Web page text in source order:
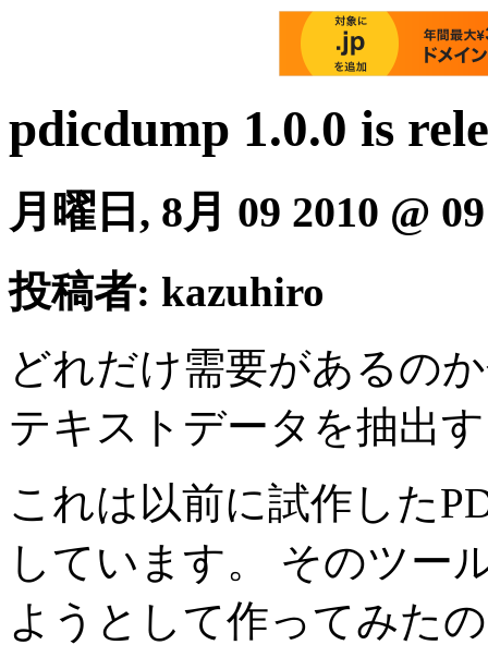
pdicdump 1.0.0 is
月曜日, 8月 09 2010 @
投稿者: kazuhiro
どれだけ需要があるの
テキストデータを抽出
これは以前に試作した
しています。 そのツー
ようとして作ってみた